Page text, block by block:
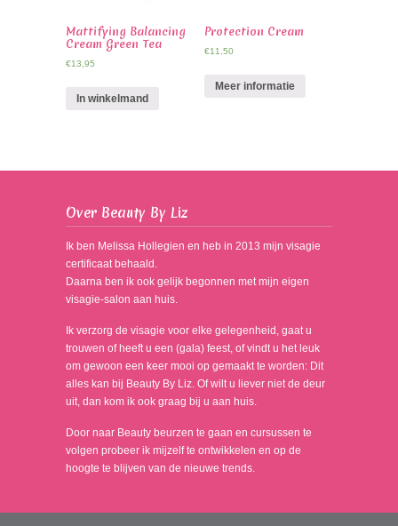
Mattifying Balancing
Cream Green Tea
€13,95
In winkelmand
Protection Cream
€11,50
Meer informatie
Over Beauty By Liz
Ik ben Melissa Hollegien en heb in 2013 mijn visagie
certificaat behaald.
Daarna ben ik ook gelijk begonnen met mijn eigen
visagie-salon aan huis.
Ik verzorg de visagie voor elke gelegenheid, gaat u
trouwen of heeft u een (gala) feest, of vindt u het leuk
om gewoon een keer mooi op gemaakt te worden: Dit
alles kan bij Beauty By Liz. Of wilt u liever niet de deur
uit, dan kom ik ook graag bij u aan huis.
Door naar Beauty beurzen te gaan en cursussen te
volgen probeer ik mijzelf te ontwikkelen en op de
hoogte te blijven van de nieuwe trends.